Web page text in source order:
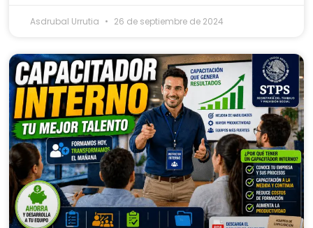
Asdrubal Urrutia 26 de septiembre de 2024